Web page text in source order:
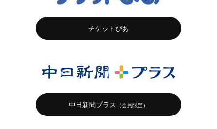
チケットぴあ
中日新聞プラス （会員限定）